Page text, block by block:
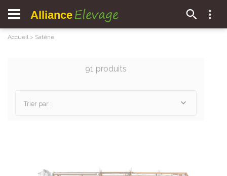
Alliance Elevage
Accueil > Satène
91 produits
Trier par :